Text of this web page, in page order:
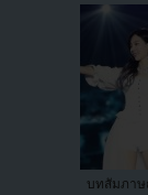
บทสัมภา